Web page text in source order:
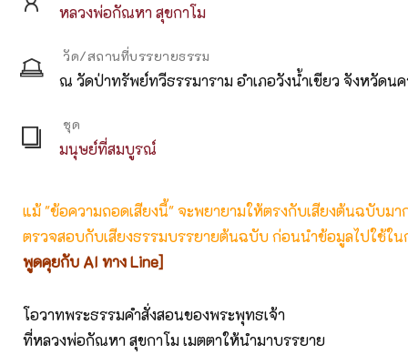
หลวงพ่อกัณหา สุขกาโม
วัด/สถานที่บรรยายธรรม
ณ วัดป่าทรัพย์ทวีธรรมาราม อำเภอวังน้ำเขียว จังหวัดน
ชุด
มนุษย์ที่สมบูรณ์
แม้ "ข้อความถอดเสียงนี้" จะพยายามให้ตรงกับเสียงต้นฉบับม
ตรวจสอบกับเสียงธรรมบรรยายต้นฉบับ ก่อนนำข้อมูลไปใช้ใน
พูดคุยกับ AI ทาง Line]
โอวาทพระธรรมคำสั่งสอนของพระพุทธเจ้า
ที่หลวงพ่อกัณหา สุขกาโม เมตตาให้นำมาบรรยาย